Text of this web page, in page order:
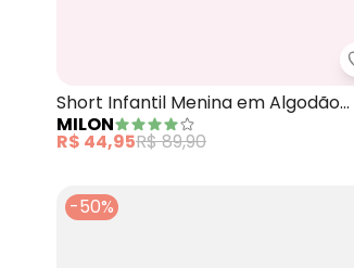
Short Infantil Menina em Algodão
Milon (Verde)
MILON
R$ 44,95R$ 89,90
-50%